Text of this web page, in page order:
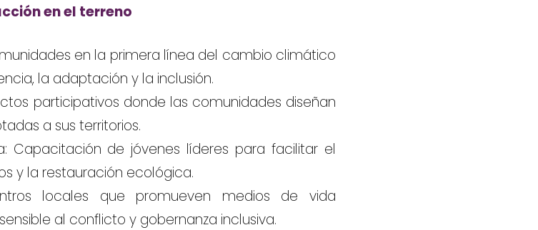
en el terreno
en la primera línea del cambio climático
la adaptación y la inclusión.
participativos donde las comunidades diseñan
a sus territorios.
Capacitación de jóvenes líderes para facilitar el
y la restauración ecológica.
locales que promueven medios de vida
al conflicto y gobernanza inclusiva.